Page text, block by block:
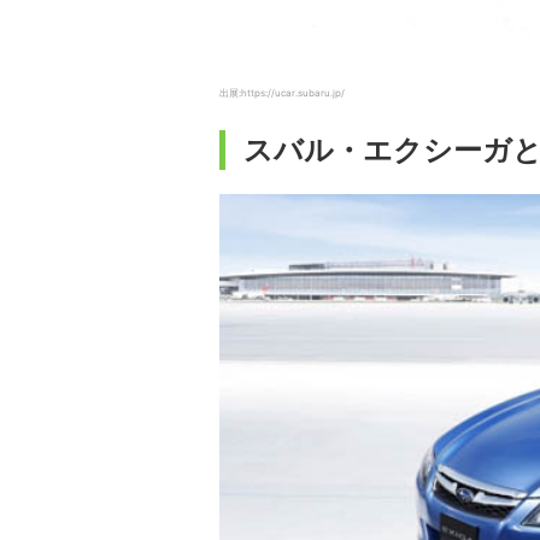
出展:https://ucar.subaru.jp/
スバル・エクシーガ